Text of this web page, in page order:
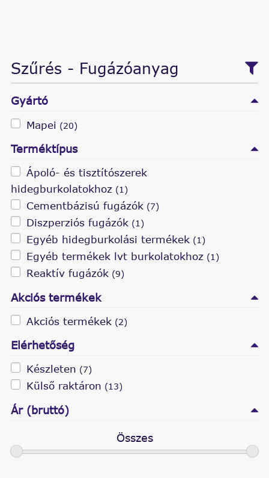
Szűrés - Fugázóanyag
Gyártó
Mapei (20)
Terméktípus
Ápoló- és tisztítószerek
hidegburkolatokhoz(1)
Cementbázisú fugázók (7)
Diszperziós fugázók (1)
Egyéb hidegburkolási termékek (1)
Egyéb termékek lvt burkolatokhoz (1)
Reaktív fugázók (9)
Akciós termékek
Akciós termékek (2)
Elérhetőség
Készleten (7)
Külső raktáron (13)
Ár (bruttó)
Összes